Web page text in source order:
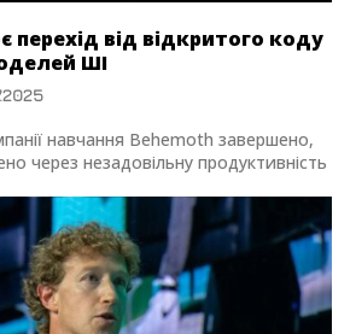
перехід від відкритого коду
ШІ
через незадовільну продуктивність